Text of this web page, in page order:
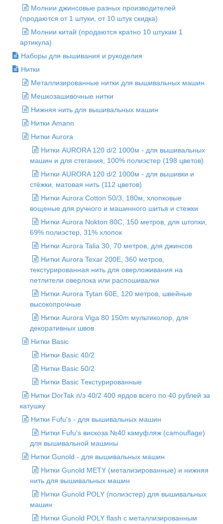
Молнии джинсовые разных производителей
(продаются от 1 штуки, от 10 штук скидка)
Молнии китай (продаются кратно 10 штукам 1
артикула)
Наборы для вышивания и рукоделия
Нитки
Металлизированные нитки для вышивальных машин
Мешкозашивочные нитки
Нижняя нить для вышивальных машин
Нитки Amann
Нитки Aurora
Нитки AURORA 120 d/2 1000м - для вышивальных
машин и для стегания, 100% полиэстер (198 цветов)
Нитки AURORA 120 d/2 1000м - для вышивки и
стёжки, матовая нить (112 цветов)
Нитки Aurora Cotton 50/3, 180м, хлопковые
вощеные для ручного и машинного шитья и стежки
Нитки Aurora Nokton 80C, 150 метров, для штопки,
69% полиэстер, 31% хлопок
Нитки Aurora Talia 30, 70 метров, для джинсов
Нитки Aurora Texar 200E, 360 метров,
текстурированная нить для оверложивания на
петлители оверлока или распошивалки
Нитки Aurora Tytan 60E, 120 метров, швейные
высокопрочные
Нитки Aurora Viga 80 150m мультиколор, для
декоративных швов
Нитки Basic
Нитки Basic 40/2
Нитки Basic 50/2
Нитки Basic Текстурированные
Нитки DorTak п/э 40/2 400 ярдов всего по 40 рублей за
катушку
Нитки Fufu's - для вышивальных машин
Нитки Fufu's вискоза №40 камуфляж (camouflage)
для вышивальной машины
Нитки Gunold - для вышивальных машин
Нитки Gunold METY (метализированные) и нижняя
нить для вышивальных машин
Нитки Gunold POLY (полиэстер) для вышивальных
машин
Нитки Gunold POLY flash с металлизированным